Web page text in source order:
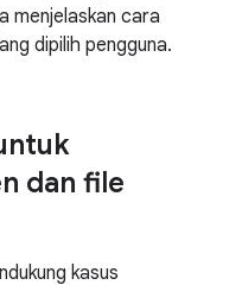
menjelaskan cara
dipilih pengguna.
dan file
kasus